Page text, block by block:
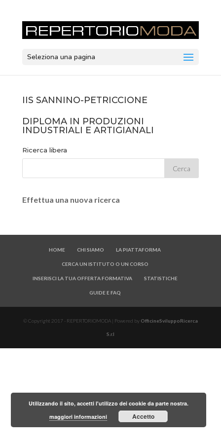
Seleziona una pagina
IIS SANNINO-PETRICCIONE
DIPLOMA IN PRODUZIONI
INDUSTRIALI E ARTIGIANALI
Ricerca libera
Effettua una nuova ricerca
HOME CHI SIAMO LA PIATTAFORMA
CERCA UN ISTITUTO O UN CORSO
INSERISCI LA TUA OFFERTA FORMATIVA STATISTICHE
GUIDE E FAQ
© Copyright 2017 - REPERTORIOMODA | Powered by OfficineSviluppoRicerca
S.r.l
Utilizzando il sito, accetti l'utilizzo dei cookie da parte nostra.
maggiori informazioni
Accetto